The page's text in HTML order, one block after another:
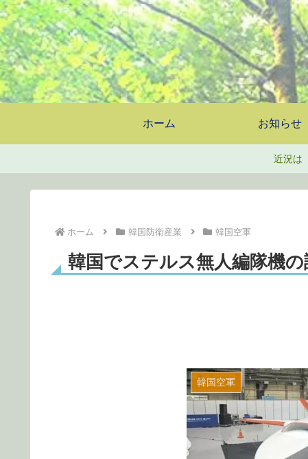
ホーム お知らせ
近況は
ホーム 韓国防衛産業 韓国空軍
韓国でステルス無人編隊機
韓国空軍